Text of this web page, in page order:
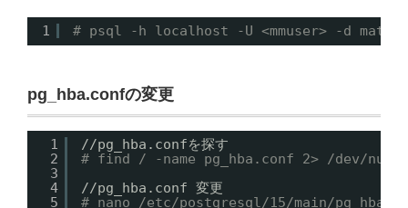
1 # psql -h localhost -U <mmuser> -d
pg_hba.confの変更
1
2
3
4
5
//pg_hba .confを探す
# find / -name pg_hba.conf 2> /dev/null
//pg_hba .conf 変更
# nano /etc/postgresql/15/main/